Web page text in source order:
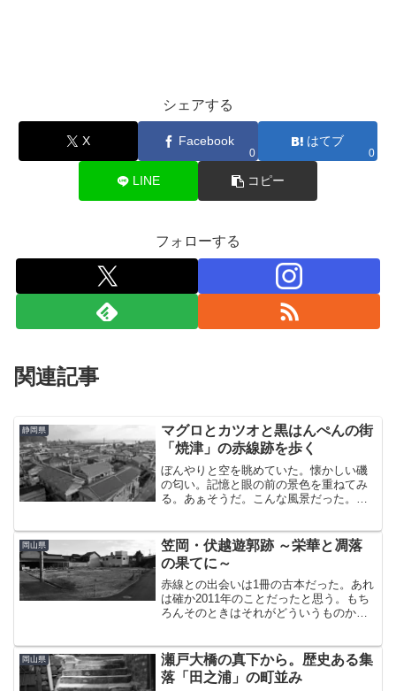
シェアする
X Facebook
0
はてブ
0
LINE コピー
フォローする
関連記事
静岡県
マグロとカツオと黒はんぺんの街
「焼津」の赤線跡を歩く
ぼんやりと空を眺めていた。懐かしい磯
の匂い。記憶と眼の前の景色を重ねてみ
る。あぁそうだ。こんな風景だった。人
の頃。今思えば、いつも居場所を探して
あがいていたような気がす...
岡山県
笠岡・伏越遊郭跡 ～栄華と凋落
の果てに～
赤線との出会いは1冊の古本だった。あれ
は確か2011年のことだったと思う。もち
ろんそのときはそれがどういうものか理
その日を境に記憶の浅瀬に刻まれること
になった。元来、古...
岡山県
瀬戸大橋の真下から。歴史ある集
落「田之浦」の町並み